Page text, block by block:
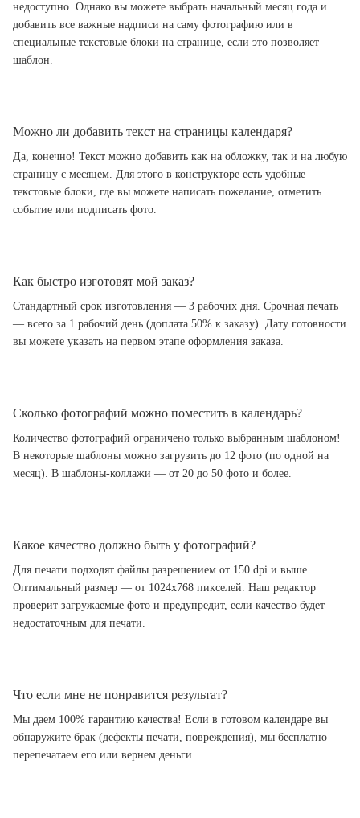
недоступно. Однако вы можете выбрать начальный месяц года и
добавить все важные надписи на саму фотографию или в
специальные текстовые блоки на странице, если это позволяет
шаблон.
Можно ли добавить текст на страницы календаря?
Да, конечно! Текст можно добавить как на обложку, так и на любую
страницу с месяцем. Для этого в конструкторе есть удобные
текстовые блоки, где вы можете написать пожелание, отметить
событие или подписать фото.
Как быстро изготовят мой заказ?
Стандартный срок изготовления — 3 рабочих дня. Срочная печать
— всего за 1 рабочий день (доплата 50% к заказу). Дату готовности
вы можете указать на первом этапе оформления заказа.
Сколько фотографий можно поместить в календарь?
Количество фотографий ограничено только выбранным шаблоном!
В некоторые шаблоны можно загрузить до 12 фото (по одной на
месяц). В шаблоны-коллажи — от 20 до 50 фото и более.
Какое качество должно быть у фотографий?
Для печати подходят файлы разрешением от 150 dpi и выше.
Оптимальный размер — от 1024x768 пикселей. Наш редактор
проверит загружаемые фото и предупредит, если качество будет
недостаточным для печати.
Что если мне не понравится результат?
Мы даем 100% гарантию качества! Если в готовом календаре вы
обнаружите брак (дефекты печати, повреждения), мы бесплатно
перепечатаем его или вернем деньги.